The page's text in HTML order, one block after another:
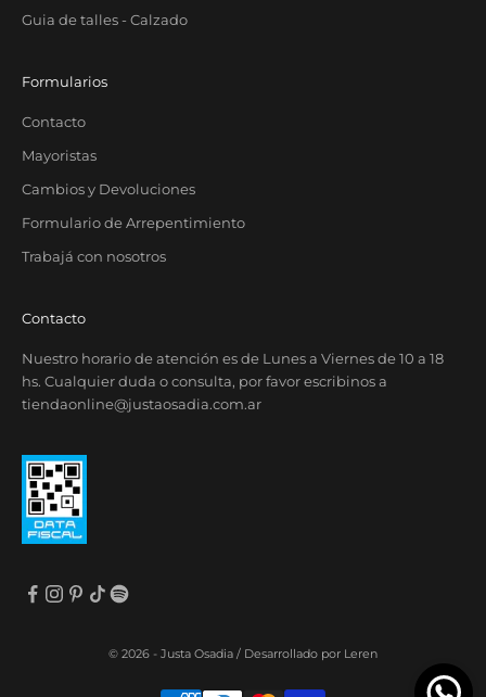
Guia de talles - Calzado
Formularios
Contacto
Mayoristas
Cambios y Devoluciones
Formulario de Arrepentimiento
Trabajá con nosotros
Contacto
Nuestro horario de atención es de Lunes a Viernes de 10 a 18
hs. Cualquier duda o consulta, por favor escribinos a
tiendaonline@justaosadia.com.ar
© 2026 - Justa Osadia / Desarrollado por Leren